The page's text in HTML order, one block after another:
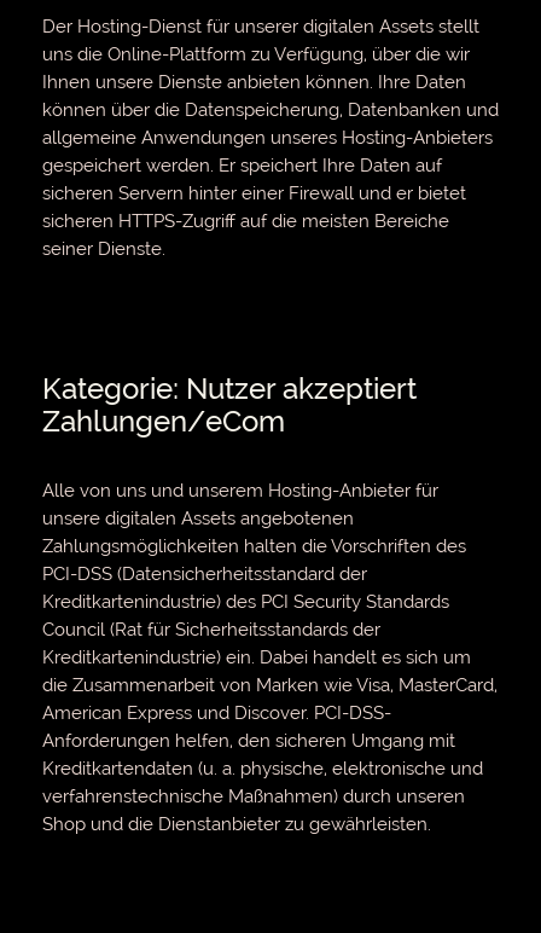
Der Hosting-Dienst für unserer digitalen Assets stellt
uns die Online-Plattform zu Verfügung, über die wir
Ihnen unsere Dienste anbieten können. Ihre Daten
können über die Datenspeicherung, Datenbanken und
allgemeine Anwendungen unseres Hosting-Anbieters
gespeichert werden. Er speichert Ihre Daten auf
sicheren Servern hinter einer Firewall und er bietet
sicheren HTTPS-Zugriff auf die meisten Bereiche
seiner Dienste.
Kategorie: Nutzer akzeptiert
Zahlungen/eCom
Alle von uns und unserem Hosting-Anbieter für
unsere digitalen Assets angebotenen
Zahlungsmöglichkeiten halten die Vorschriften des
PCI-DSS (Datensicherheitsstandard der
Kreditkartenindustrie) des PCI Security Standards
Council (Rat für Sicherheitsstandards der
Kreditkartenindustrie) ein. Dabei handelt es sich um
die Zusammenarbeit von Marken wie Visa, MasterCard,
American Express und Discover. PCI-DSS-
Anforderungen helfen, den sicheren Umgang mit
Kreditkartendaten (u. a. physische, elektronische und
verfahrenstechnische Maßnahmen) durch unseren
Shop und die Dienstanbieter zu gewährleisten.